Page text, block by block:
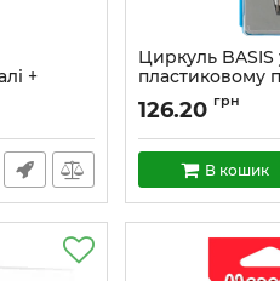
+
зелений,
Циркуль BASIS
пластиковому
запасний
KIDS Line
126.20 грн
В кошик